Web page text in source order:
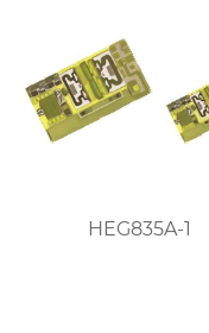
HEG835A-1